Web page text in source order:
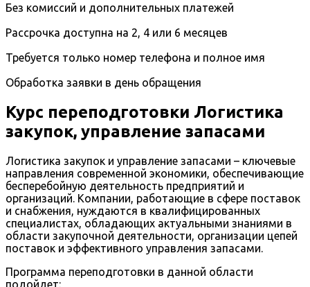
Без комиссий и дополнительных платежей
Рассрочка доступна на 2, 4 или 6 месяцев
Требуется только номер телефона и полное имя
Обработка заявки в день обращения
Курс переподготовки Логистика
закупок, управление запасами
Логистика закупок и управление запасами – ключевые
направления современной экономики, обеспечивающие
бесперебойную деятельность предприятий и
организаций. Компании, работающие в сфере поставок
и снабжения, нуждаются в квалифицированных
специалистах, обладающих актуальными знаниями в
области закупочной деятельности, организации цепей
поставок и эффективного управления запасами.
Программа переподготовки в данной области